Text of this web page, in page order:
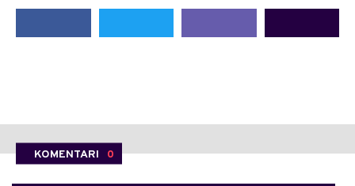
KOMENTARI 0